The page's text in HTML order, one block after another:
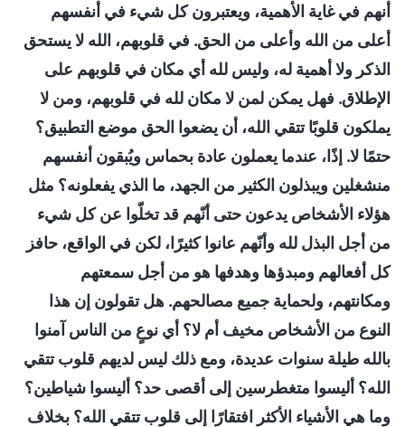
أنهم في غاية الأهمية، ويعتبرون كل شيء في أنفسهم
أعلى من الله وأعلى من الحق. في قلوبهم، الله لا يستحق
الذكر ولا أهمية له، وليس لله أي مكان في قلوبهم على
الإطلاق. فهل يمكن لمن لا مكان لله في قلوبهم، ومن لا
يملكون قلوبًا تتقي الله، أن يضعوا الحق موضع التطبيق؟
حتمًا لا. إذًا، عندما يعملون عادة بحماس ويُبقون أنفسهم
منشغلين ويبذلون الكثير من الجهد، ما الذي يفعلونه؟ مثل
هؤلاء الأشخاص يدعون حتى أنّهم قد تخلّوا عن كل شيء
من أجل البذل لله وأنّهم عانوا كثيرًا، لكن في الواقع، حافز
كل أفعالهم ومبدؤها وهدفها هو من أجل سمعتهم
ومكانتهم، ولحماية جميع مصالحهم. هل تقولون إن هذا
النوع من الأشخاص مخيف أم لا؟ أي نوعٍ من الناس آمنوا
بالله طيلة سنوات عديدة، ومع ذلك ليس لديهم قلوب تتقي
الله؟ أليسوا متغطرسين إلى أقصى حد؟ أليسوا شياطين؟
وما هي الأشياء الأكثر افتقارًا إلى قلوب تتقي الله؟ بخلاف